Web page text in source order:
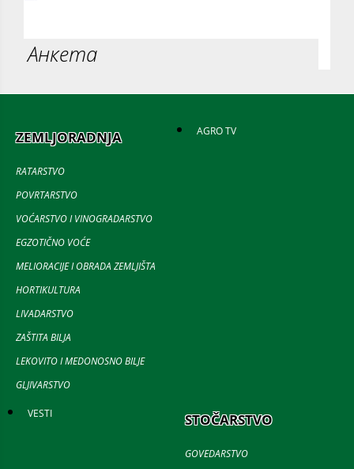
Анкета
ZEMLJORADNJA
RATARSTVO
POVRTARSTVO
VOĆARSTVO I VINOGRADARSTVO
EGZOTIČNO VOĆE
MELIORACIJE I OBRADA ZEMLJIŠTA
HORTIKULTURA
LIVADARSTVO
ZAŠTITA BILJA
LEKOVITO I MEDONOSNO BILJE
GLJIVARSTVO
AGRO TV
VESTI STOČARSTVO
GOVEDARSTVO